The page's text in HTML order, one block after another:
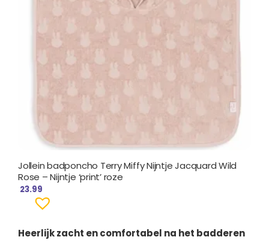
Jollein badponcho Terry Miffy Nijntje Jacquard Wild
Rose – Nijntje ‘print’ roze
23.99
Heerlijk zacht en comfortabel na het badderen